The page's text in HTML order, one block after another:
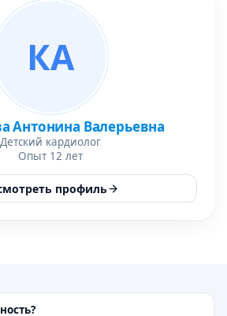
КА
Антонина Валерьевна
Детский кардиолог
Опыт 12 лет
профиль